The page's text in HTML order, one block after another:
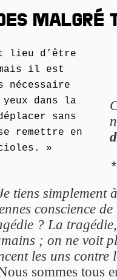
MALGRÉ
lieu d’être
il est
nécessaire
dans la
sans
remettre en
»
tiens simplement
conscience
? La tragédie,
; on ne voit
les uns contre
sommes tous